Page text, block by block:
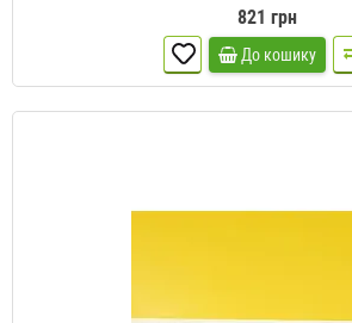
821 грн
До кошику